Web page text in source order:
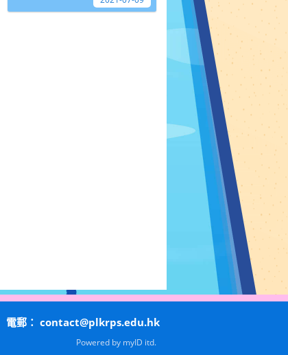
電郵： contact@plkrps.edu.hk
Powered by myID itd.